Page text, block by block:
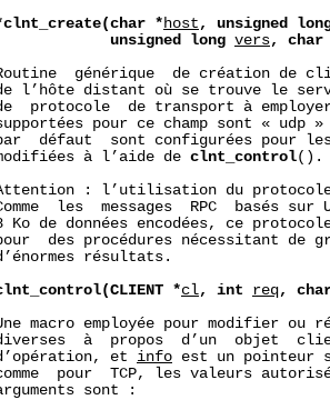
* host , unsigned
unsigned
long vers,
char
générique  de création de
l’hôte distant où se trouve le
protocole  de transport à
pour ce champ sont « udp
défaut  sont configurées pour
à l’aide de
clnt_control().
: l’utilisation du
les  messages  RPC  basés sur
Ko de données encodées, ce
des procédures nécessitant de
résultats.
*cl, int req,
macro employée pour modifier ou
à  propos  d’un  objet
et
info est un pointeur
pour  TCP, les valeurs
sont :